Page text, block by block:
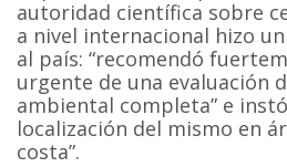
autoridad científica sobre
a nivel internacional hizo
al país: “recomendó
urgente de una evaluación
ambiental completa” e
localización del mismo en
costa”.